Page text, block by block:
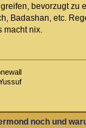
bevorzugt zu
Badashan, etc.
macht nix.
noch und